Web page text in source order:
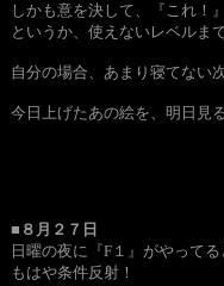
しかも意を決して、『これ
というか、使えないレベルま
自分の場合、あまり寝てない
今日上げたあの絵を、明日見
■８月２７日
日曜の夜に『F１』がやって
もはや条件反射！